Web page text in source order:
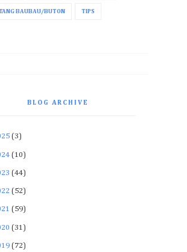
BAUBAU/BUTON TIPS
BLOG ARCHIVE
(3)
(10)
(44)
(52)
(59)
(31)
(72)